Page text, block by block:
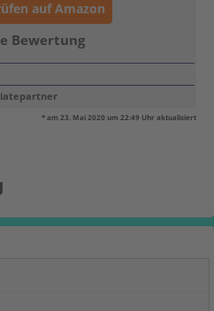
auf Amazon
Bewertung
* am 23. Mai 2020 um 22:49 Uhr aktualisiert